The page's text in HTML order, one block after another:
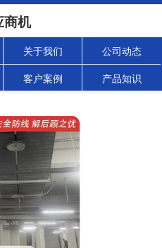
商机
关于我们 公司动态
客户案例 产品知识